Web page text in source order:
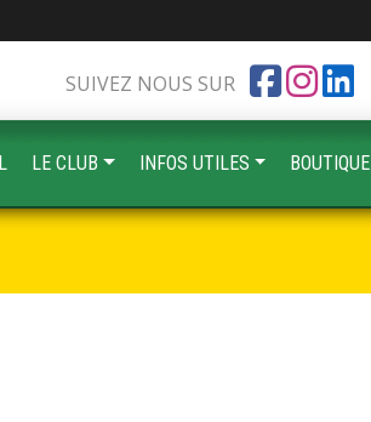
SUIVEZ NOUS SUR
LE CLUB INFOS UTILES BOUTIQUE